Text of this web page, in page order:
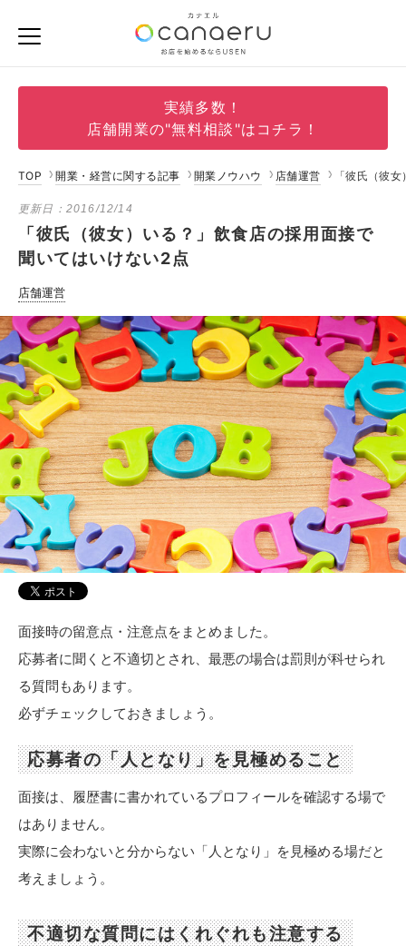
実績多数！
店舗開業の"無料相談"はコチラ！
TOP 開業・経営に関する記事 開業ノウハウ 店舗運営 「彼氏（彼
更新日： 2016/12/14
「彼氏（彼女）いる？」飲食店の採用面接で
聞いてはいけない2点
店舗運営
面接時の留意点・注意点をまとめました。
応募者に聞くと不適切とされ、最悪の場合は罰則が科せられ
る質問もあります。
必ずチェックしておきましょう。
応募者の「人となり」を見極めること
面接は、履歴書に書かれているプロフィールを確認する場で
はありません。
実際に会わないと分からない「人となり」を見極める場だと
考えましょう。
不適切な質問にはくれぐれも注意する